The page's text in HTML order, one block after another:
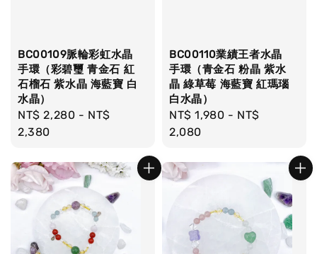
BC00109脈輪彩虹水晶
手環（彩碧璽 青金石 紅
石榴石 紫水晶 海藍寶 白
水晶）
Regular
price
NT$ 2,280 - NT$
2,380
BC00110業績王者水晶
手環（青金石 粉晶 紫水
晶 綠草莓 海藍寶 紅瑪瑙
白水晶）
Regular
price
NT$ 1,980 - NT$
2,080